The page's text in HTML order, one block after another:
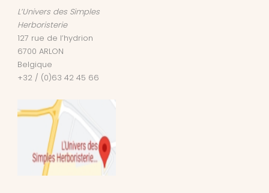
L’Univers des Simples
Herboristerie
127 rue de l’hydrion
6700 ARLON
Belgique
+32 / (0)63 42 45 66